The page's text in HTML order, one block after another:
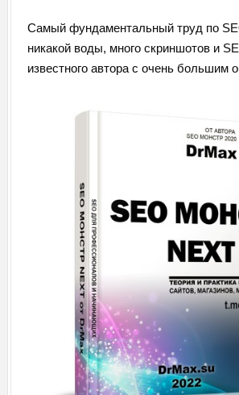
Самый фундаментальный труд по
никакой воды, много скриншотов и
известного автора с очень большим